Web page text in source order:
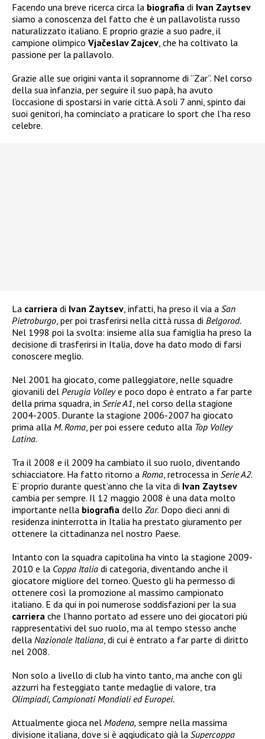
Facendo una breve ricerca circa la biografia di Ivan Zaytsev
siamo a conoscenza del fatto che è un pallavolista russo
naturalizzato italiano. E proprio grazie a suo padre, il
campione olimpico Vjačeslav Zajcev , che ha coltivato la
passione per la pallavolo.
Grazie alle sue origini vanta il soprannome di “Zar”. Nel corso
della sua infanzia, per seguire il suo papà, ha avuto
l’occasione di spostarsi in varie città. A soli 7 anni, spinto dai
suoi genitori, ha cominciato a praticare lo sport che l’ha reso
celebre.
La carriera di Ivan Zaytsev , infatti, ha preso il via a San
Pietroburgo , per poi trasferirsi nella città russa di Belgorod.
Nel 1998 poi la svolta: insieme alla sua famiglia ha preso la
decisione di trasferirsi in Italia, dove ha dato modo di farsi
conoscere meglio.
Nel 2001 ha giocato, come palleggiatore, nelle squadre
giovanili del Perugia Volleye poco dopo è entrato a far parte
della prima squadra, in Serie A1 , nel corso della stagione
2004-2005. Durante la stagione 2006-2007 ha giocato
prima alla M. Roma , per poi essere ceduto alla Top Volley
Latina.
Tra il 2008 e il 2009 ha cambiato il suo ruolo, diventando
schiacciatore. Ha fatto ritorno a Roma , retrocessa in Serie A2.
E’ proprio durante quest’anno che la vita di Ivan Zaytsev
cambia per sempre. Il 12 maggio 2008 è una data molto
importante nella biografia dello Zar. Dopo dieci anni di
residenza ininterrotta in Italia ha prestato giuramento per
ottenere la cittadinanza nel nostro Paese.
Intanto con la squadra capitolina ha vinto la stagione 2009-
2010 e la Coppa Italia di categoria, diventando anche il
giocatore migliore del torneo. Questo gli ha permesso di
ottenere così la promozione al massimo campionato
italiano. E da qui in poi numerose soddisfazioni per la sua
carriera che l’hanno portato ad essere uno dei giocatori più
rappresentativi del suo ruolo, ma al tempo stesso anche
della Nazionale Italiana , di cui è entrato a far parte di diritto
nel 2008.
Non solo a livello di club ha vinto tanto, ma anche con gli
azzurri ha festeggiato tante medaglie di valore, tra
Olimpiadi, Campionati Mondiali ed Europei.
Attualmente gioca nel Modena, sempre nella massima
divisione italiana, dove si è aggiudicato già la Supercoppa